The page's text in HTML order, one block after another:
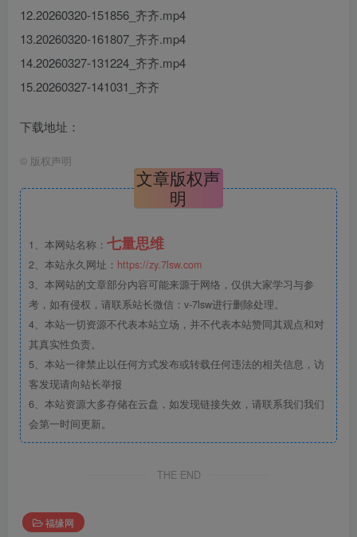
12.20260320-151856_齐齐.mp4
13.20260320-161807_齐齐.mp4
14.20260327-131224_齐齐.mp4
15.20260327-141031_齐齐
下载地址：
© 版权声明
文章版权声
明
1、本网站名称： 七量思维
2、本站永久网址： https://zy.7lsw.com
3、本网站的文章部分内容可能来源于网络，仅供大家学习与参
考，如有侵权，请联系站长微信：v-7lsw进行删除处理。
4、本站一切资源不代表本站立场，并不代表本站赞同其观点和对
其真实性负责。
5、本站一律禁止以任何方式发布或转载任何违法的相关信息，访
客发现请向站长举报
6、本站资源大多存储在云盘，如发现链接失效，请联系我们我们
会第一时间更新。
THE END
福缘网